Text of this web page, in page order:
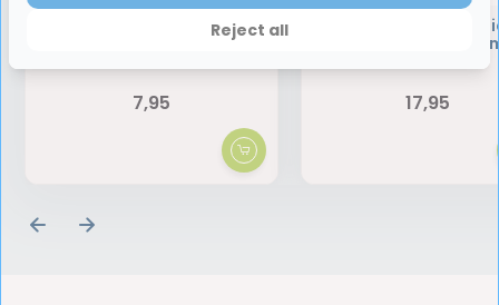
Vitis Whitening
Mondspoelmiddel | 500 ml
7,95
Bluem Oxygen
Mondwater | 500
17,95
Reject all